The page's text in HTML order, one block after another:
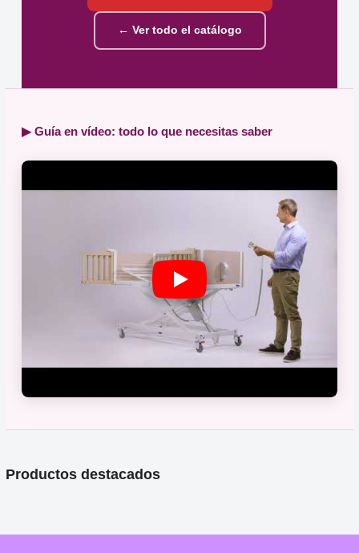
← Ver todo el catálogo
▶ Guía en vídeo: todo lo que necesitas saber
Productos destacados